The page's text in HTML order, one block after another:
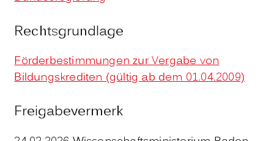
Rechtsgrundlage
Förderbestimmungen zur Vergabe von
Bildungskrediten (gültig ab dem 01.04.2009)
Freigabevermerk